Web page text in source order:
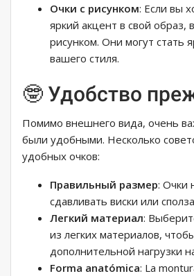
Очки с рисунком: Если вы
яркий акцент в свой образ,
рисунком. Они могут стать
вашего стиля.
🤓 Удобство
Помимо внешнего вида, очень
были удобными. Несколько
удобных очков:
Правильный размер: Очки
сдавливать виски или
Легкий материал:
из легких материалов,
дополнительной нагрузки
Forma anatómica: La